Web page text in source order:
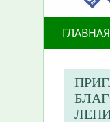
ГЛАВНАЯ